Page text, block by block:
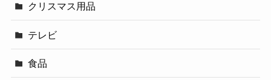
クリスマス用品
テレビ
食品